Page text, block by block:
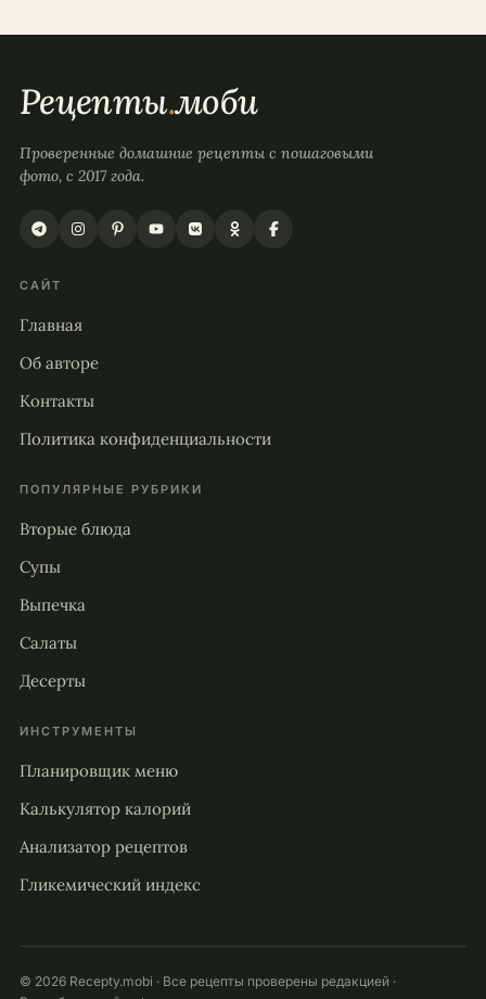
Рецепты.моби
Проверенные домашние рецепты с пошаговыми
фото, с 2017 года.
САЙТ
Главная
Об авторе
Контакты
Политика конфиденциальности
ПОПУЛЯРНЫЕ РУБРИКИ
Вторые блюда
Супы
Выпечка
Салаты
Десерты
ИНСТРУМЕНТЫ
Планировщик меню
Калькулятор калорий
Анализатор рецептов
Гликемический индекс
© 2026 Recepty.mobi · Все рецепты проверены редакцией ·